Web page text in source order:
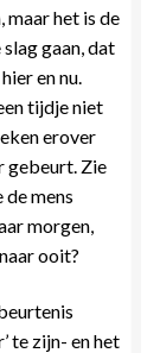
maar het is de
gaan, dat
en nu.
tijdje niet
erover
gebeurt. Zie
de mens
morgen,
ooit?
te zijn- en het